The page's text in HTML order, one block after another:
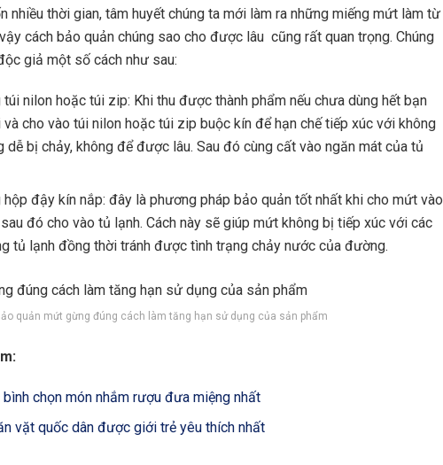
nhiều thời gian, tâm huyết chúng ta mới làm ra những miếng mứt làm từ
cách bảo quản chúng sao cho được lâu cũng rất quan trọng. Chúng
giả một số cách như sau:
túi nilon hoặc túi zip: Khi thu được thành phẩm nếu chưa dùng hết bạn
cho vào túi nilon hoặc túi zip buộc kín để hạn chế tiếp xúc với không
dễ bị chảy, không để được lâu. Sau đó cùng cất vào ngăn mát của tủ
hộp đậy kín nắp: đây là phương pháp bảo quản tốt nhất khi cho mứt vào
đó cho vào tủ lạnh. Cách này sẽ giúp mứt không bị tiếp xúc với các
tủ lạnh đồng thời tránh được tình trạng chảy nước của đường.
quản mứt gừng đúng cách làm tăng hạn sử dụng của sản phẩm
chọn món nhắm rượu đưa miệng nhất
vặt quốc dân được giới trẻ yêu thích nhất